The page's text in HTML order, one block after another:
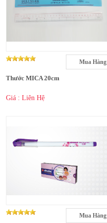
Mua Hàng
Thước MICA 20cm
Giá : Liên Hệ
Mua Hàng